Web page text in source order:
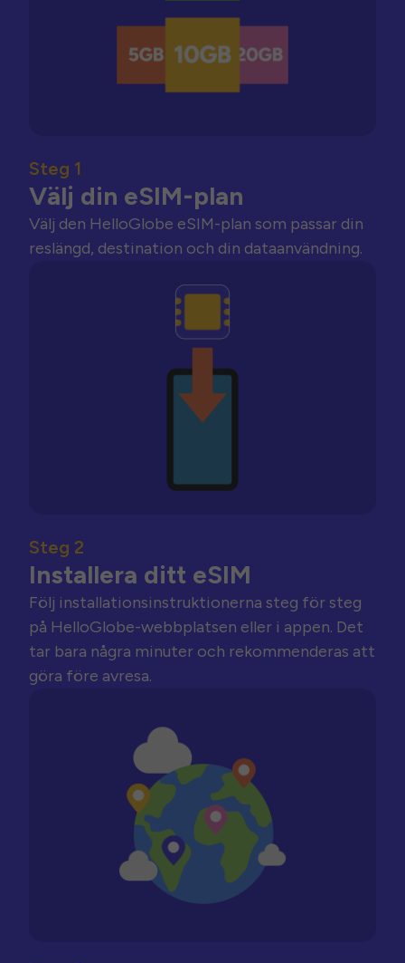
Steg 1
Välj din eSIM-plan
Välj den HelloGlobe eSIM-plan som passar din
reslängd, destination och din dataanvändning.
Steg 2
Installera ditt eSIM
Följ installationsinstruktionerna steg för steg
på HelloGlobe-webbplatsen eller i appen. Det
tar bara några minuter och rekommenderas att
göra före avresa.